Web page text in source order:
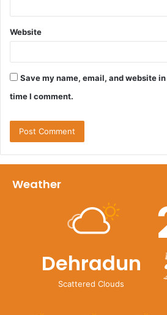
Website
Save my name, email, and website
time I comment.
Weather
Dehradun
Scattered Clouds